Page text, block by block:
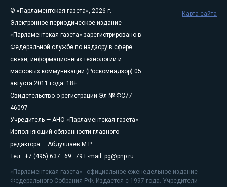
© «Парламентская газета», 2026 г.
Электронное периодическое издание
«Парламентская газета» зарегистрировано в
Федеральной службе по надзору в сфере
связи, информационных технологий и
массовых коммуникаций (Роскомнадзор) 05
августа 2011 года. 18+
Свидетельство о регистрации Эл № ФС77-
46097
Учредитель — АНО «Парламентская газета»
Исполняющий обязанности главного
редактора — Абдуллаев М.Р.
Тел.: +7 (495) 637–69–79 E-mail: pg@pnp.ru
«Парламентская газета» - официальное еженедельное издание
Федерального Собрания РФ. Издается с 1997 года. Учредители
Карта сайта